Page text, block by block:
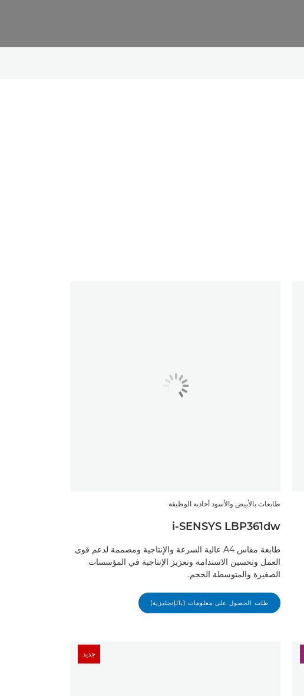
طابعات بالأبيض والأسود أحادية الوظيفة
i-SENSYS LBP361dw
طابعة مقاس A4 عالية السرعة والإنتاجية ومصممة لدعم قوى
العمل وتحسين الاستدامة وتعزيز الإنتاجية في المؤسسات
الصغيرة والمتوسطة الحجم.
طلب الحصول على معلومات (بالإنجليزية)
جديد